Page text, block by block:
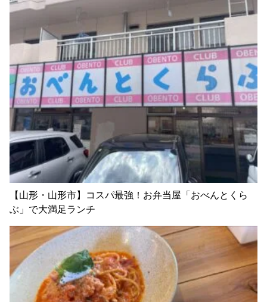
【山形・山形市】コスパ最強！お弁当屋「おべんとくら
ぶ」で大満足ランチ